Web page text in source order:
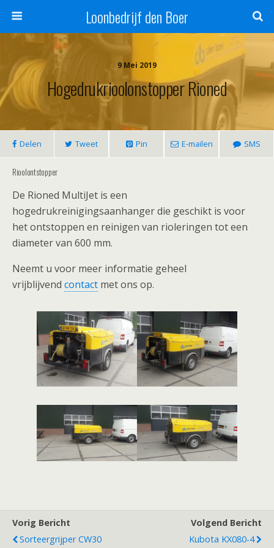
Loonbedrijf den Boer
9 Mei 2019
Hogedrukrioolonstopper Rioned
Delen Tweet Pin E-mailen SMS
Rioolontstopper
De Rioned MultiJet is een
hogedrukreinigingsaanhanger die geschikt is voor
het ontstoppen en reinigen van rioleringen tot een
diameter van 600 mm.
Neemt u voor meer informatie geheel
vrijblijvend contact met ons op.
Vorig Bericht
Sorteergrijper CW30
Volgend Bericht
Kubota KX080-4